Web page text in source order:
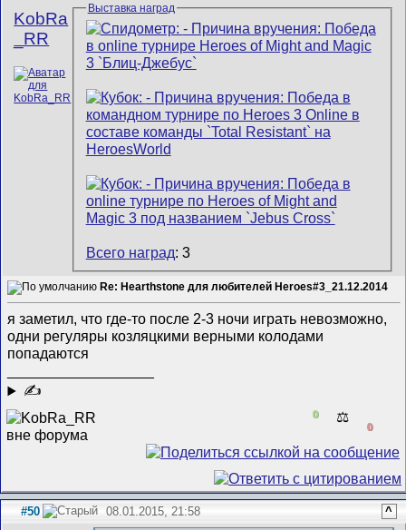
KobRa
_RR
Выставка наград
Всего наград: 3
Re: Hearthstone для любителей Heroes#3_21.12.2014
я заметил, что где-то после 2-3 ночи играть невозможно,
одни регуляры козляцкими верными колодами
попадаются
✍
0 ⚖️
0
#50 08.01.2015, 21:58 ^